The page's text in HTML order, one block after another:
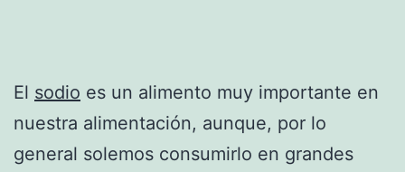
El sodio es un alimento muy importante en
nuestra alimentación, aunque, por lo
general solemos consumirlo en grandes